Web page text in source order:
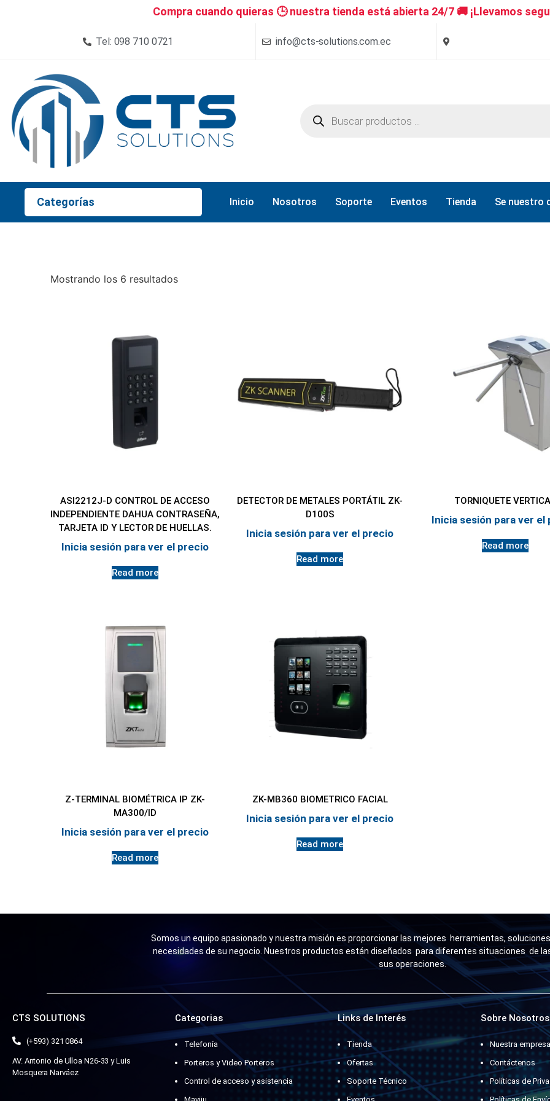
Compra cuando quieras 🕒 nuestra tienda está abierta 24/7 🚚 ¡Llevamos
Tel: 098 710 0721 info@cts-solutions.com.ec
Categorías Inicio Nosotros Soporte Eventos Tienda Se nuestro
Mostrando los 6 resultados
ASI2212J-D CONTROL DE ACCESO
INDEPENDIENTE DAHUA CONTRASEÑA,
TARJETA ID Y LECTOR DE HUELLAS.
Inicia sesión para ver el precio
Read more
DETECTOR DE METALES PORTÁTIL ZK-
D100S
Inicia sesión para ver el precio
Read more
TORNIQUETE
Inicia sesión para ver el
Read more
Z-TERMINAL BIOMÉTRICA IP ZK-
MA300/ID
Inicia sesión para ver el precio
Read more
ZK-MB360 BIOMETRICO FACIAL
Inicia sesión para ver el precio
Read more
Somos un equipo apasionado y nuestra misión es proporcionar las mejores herramientas,
necesidades de su negocio. Nuestros productos están diseñados para diferentes situaciones de
sus operaciones.
CTS SOLUTIONS
(+593) 321 0864
AV. Antonio de Ulloa N26-33 y Luis
Mosquera Narváez
Categorias
Telefonía
Porteros y Video Porteros
Control de acceso y asistencia
Links de Interés
Tienda
Ofertas
Soporte Técnico
Sobre Nosotros
Nuestra empresa
Contáctenos
Políticas de